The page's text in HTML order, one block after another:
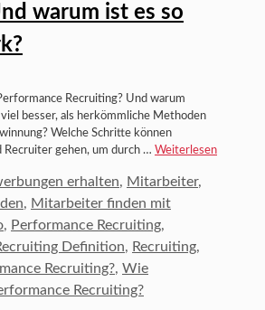
warum ist es so
Recruiting? Und warum
besser, als herkömmliche Methoden
Welche Schritte können
Recruiter gehen, um durch … Weiterlesen
erhalten, Mitarbeiter,
, Mitarbeiter finden mit
, Performance Recruiting,
Definition, Recruiting,
Recruiting?, Wie
Recruiting?